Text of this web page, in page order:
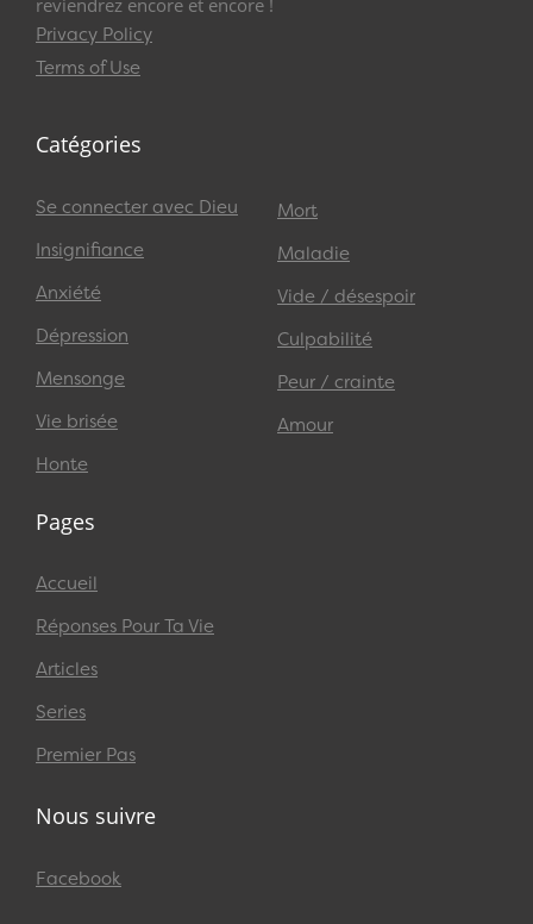
reviendrez encore et encore !
Privacy Policy
Terms of Use
Catégories
Se connecter avec Dieu
Insignifiance
Anxiété
Dépression
Mensonge
Vie brisée
Honte
Mort
Maladie
Vide / désespoir
Culpabilité
Peur / crainte
Amour
Pages
Accueil
Réponses Pour Ta Vie
Articles
Series
Premier Pas
Nous suivre
Facebook